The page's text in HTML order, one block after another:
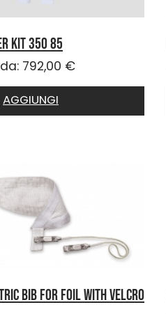
KIT 350 85
792,00 €
AGGIUNGI
bib for foil with velcro